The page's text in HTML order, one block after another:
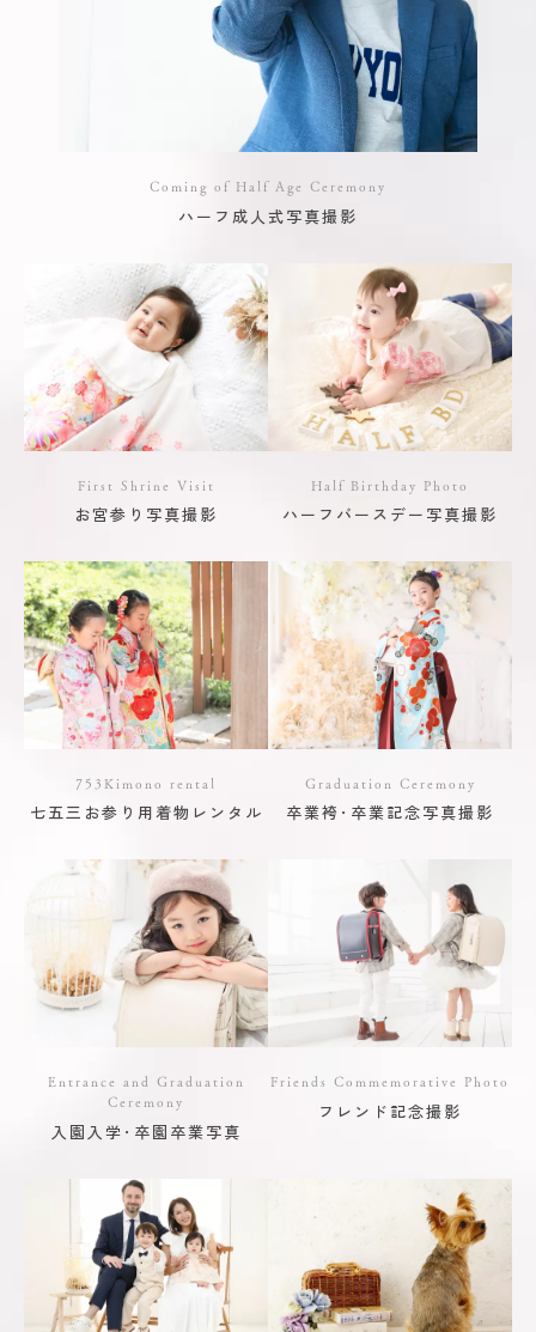
Coming of Half Age Ceremony
ハーフ成人式写真撮影
First Shrine Visit
お宮参り写真撮影
Half Birthday Photo
ハーフバースデー写真撮影
753Kimono rental
七五三お参り用着物レンタル
Graduation Ceremony
卒業袴･卒業記念写真撮影
Entrance and Graduation
Ceremony
入園入学･卒園卒業写真
Friends Commemorative Photo
フレンド記念撮影